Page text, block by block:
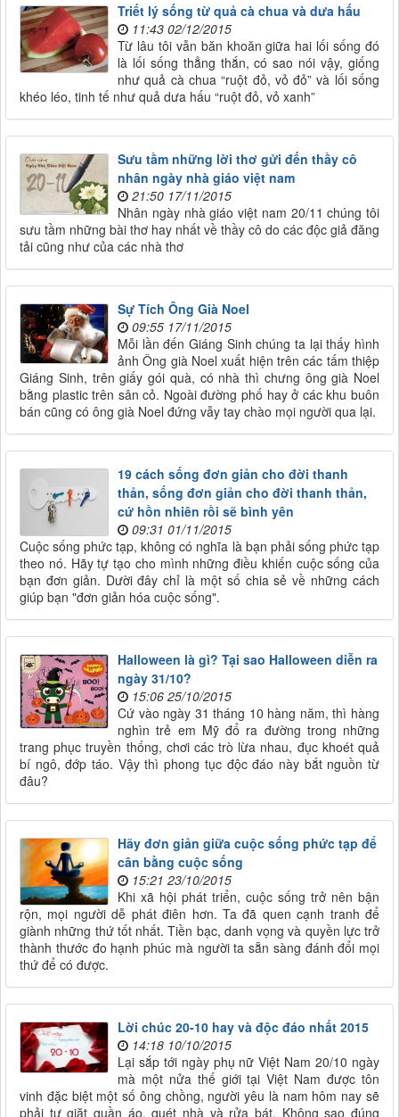
Triết lý sống từ quả cà chua và dưa hấu
11:43 02/12/2015
Từ lâu tôi vẫn băn khoăn giữa hai lối sống đó
là lối sống thẳng thắn, có sao nói vậy, giống
như quả cà chua “ruột đỏ, vỏ đỏ” và lối sống
khéo léo, tinh tế như quả dưa hấu “ruột đỏ, vỏ xanh”
Sưu tầm những lời thơ gửi đến thầy cô
nhân ngày nhà giáo việt nam
21:50 17/11/2015
Nhân ngày nhà giáo việt nam 20/11 chúng tôi
sưu tầm những bài thơ hay nhất về thầy cô do các độc giả đăng
tải cũng như của các nhà thơ
Sự Tích Ông Già Noel
09:55 17/11/2015
Mỗi lần đến Giáng Sinh chúng ta lại thấy hình
ảnh Ông già Noel xuất hiện trên các tấm thiệp
Giáng Sinh, trên giấy gói quà, có nhà thì chưng ông già Noel
bằng plastic trên sân cỏ. Ngoài đường phố hay ở các khu buôn
bán cũng có ông già Noel đứng vẫy tay chào mọi người qua lại.
19 cách sống đơn giản cho đời thanh
thản, sống đơn giản cho đời thanh thản,
cứ hồn nhiên rồi sẽ bình yên
09:31 01/11/2015
Cuộc sống phức tạp, không có nghĩa là bạn phải sống phức tạp
theo nó. Hãy tự tạo cho mình những điều khiến cuộc sống của
bạn đơn giản. Dười đây chỉ là một số chia sẻ về những cách
giúp bạn "đơn giản hóa cuộc sống".
Halloween là gì? Tại sao Halloween diễn ra
ngày 31/10?
15:06 25/10/2015
Cứ vào ngày 31 tháng 10 hàng năm, thì hàng
nghìn trẻ em Mỹ đổ ra đường trong những
trang phục truyền thống, chơi các trò lừa nhau, đục khoét quả
bí ngô, đớp táo. Vậy thì phong tục độc đáo này bắt nguồn từ
đâu?
Hãy đơn giản giữa cuộc sống phức tạp để
cân bằng cuộc sống
15:21 23/10/2015
Khi xã hội phát triển, cuộc sống trở nên bận
rộn, mọi người dễ phát điên hơn. Ta đã quen cạnh tranh để
giành những thứ tốt nhất. Tiền bạc, danh vọng và quyền lực trở
thành thước đo hạnh phúc mà người ta sẵn sàng đánh đổi mọi
thứ để có được.
Lời chúc 20-10 hay và độc đáo nhất 2015
14:18 10/10/2015
Lại sắp tới ngày phụ nữ Việt Nam 20/10 ngày
mà một nửa thế giới tại Việt Nam được tôn
vinh đặc biệt một số ông chồng, người yêu là nam hôm nay sẽ
phải tự giặt quần áo, quét nhà và rửa bát. Không sao đúng